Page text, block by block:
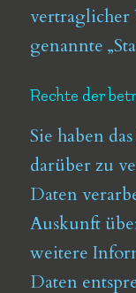
vertraglicher
genannte
Rechte der
Sie haben
darüber zu
Daten
Auskunft
weitere
Daten